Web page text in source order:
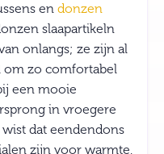
en donzen
slaapartikeln
onlangs; ze zijn al
zo comfortabel
een mooie
in vroegere
dat eendendons
zijn voor warmte,